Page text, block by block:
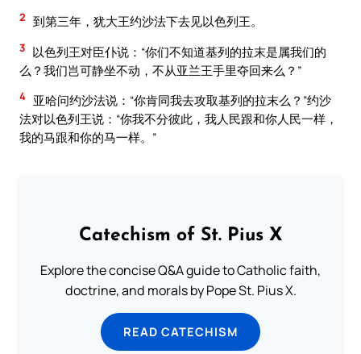
2 到第三年，犹大王约沙法下去见以色列王。
3 以色列王对臣仆说：“你们不知道基列的拉末是属我们的
么？我们岂可静坐不动，不从亚兰王手里夺回来么？”
4 亚哈问约沙法说：“你肯同我去攻取基列的拉末么？”约沙
法对以色列王说：“你我不分彼此，我人民跟和你人民一样，
我的马跟和你的马一样。”
Catechism of St. Pius X
Explore the concise Q&A guide to Catholic faith,
doctrine, and morals by Pope St. Pius X.
READ CATECHISM